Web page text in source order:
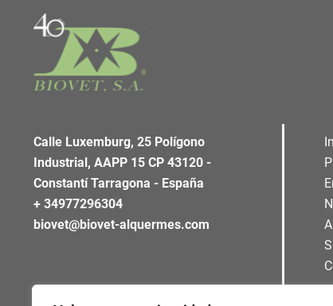
Calle Luxemburg, 25 Polígono
Industrial, AAPP 15 CP 43120 -
Constantí Tarragona - España
+ 34977296304
biovet@biovet-alquermes.com